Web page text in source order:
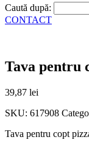
Caută după:
CONTACT
Tava pentru
39,87 lei
SKU: 617908
Tava pentru copt